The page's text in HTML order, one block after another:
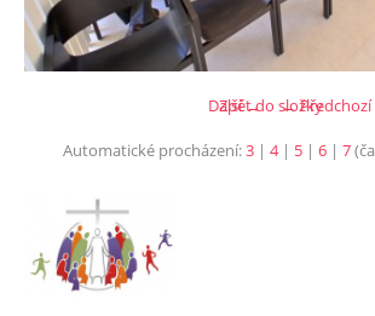
← Předchozí
Další →
Zpět do složky
Automatické procházení:3 | 4| 5 | 6 | 7